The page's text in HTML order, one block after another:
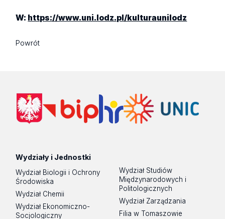
W: https://www.uni.lodz.pl/kulturaunilodz
Powrót
Wydziały i Jednostki
Wydział Biologii i Ochrony
Środowiska
Wydział Chemii
Wydział Ekonomiczno-
Socjologiczny
Wydział Studiów
Międzynarodowych i
Politologicznych
Wydział Zarządzania
Filia w Tomaszowie